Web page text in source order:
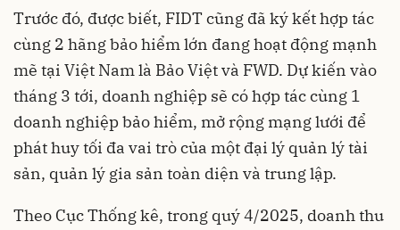
Trước đó, được biết, FIDT cũng đã ký kết hợp tác
cùng 2 hãng bảo hiểm lớn đang hoạt động mạnh
mẽ tại Việt Nam là Bảo Việt và FWD. Dự kiến vào
tháng 3 tới, doanh nghiệp sẽ có hợp tác cùng 1
doanh nghiệp bảo hiểm, mở rộng mạng lưới để
phát huy tối đa vai trò của một đại lý quản lý tài
sản, quản lý gia sản toàn diện và trung lập.
Theo Cục Thống kê, trong quý 4/2025, doanh thu